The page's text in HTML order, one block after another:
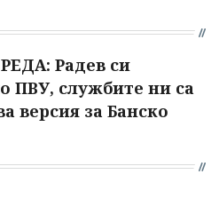
Радев си
ПВУ, службите ни са
версия за Банско